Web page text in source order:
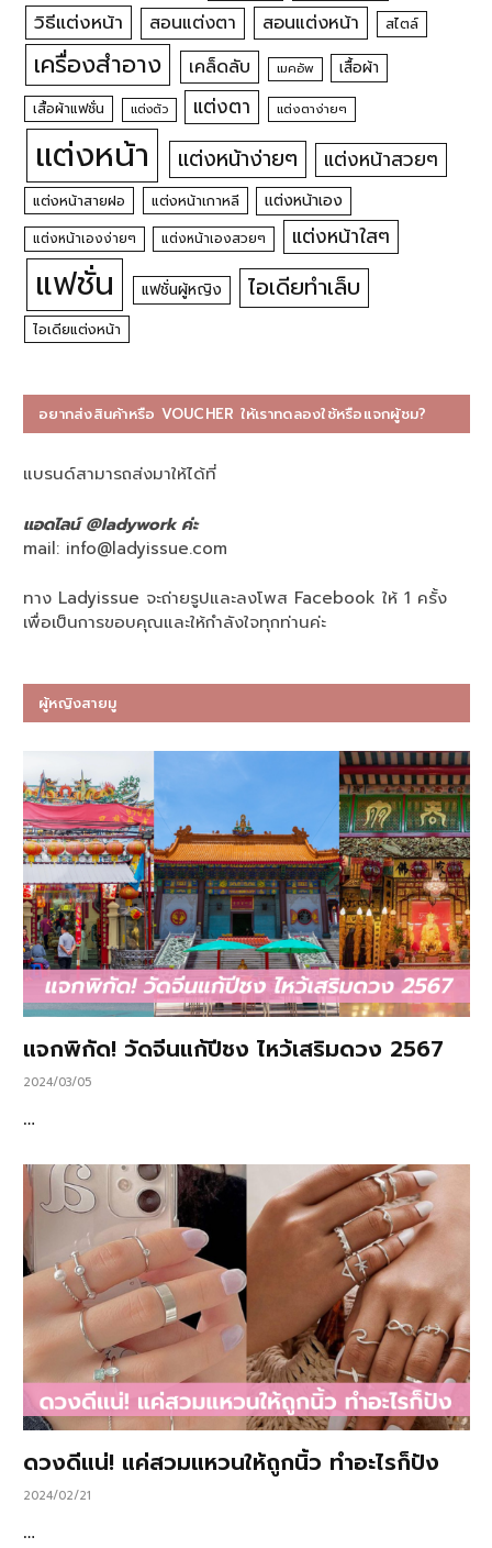
วิธีแต่งหน้า
สอนแต่งตา สอนแต่งหน้า สไตล์
เครื่องสำอาง เคล็ดลับ เมคอัพ เสื้อผ้า
เสื้อผ้าแฟชั่น แต่งตัว แต่งตา แต่งตาง่ายๆ
แต่งหน้า แต่งหน้าง่ายๆ แต่งหน้าสวยๆ
แต่งหน้าสายฝอ แต่งหน้าเกาหลี แต่งหน้าเอง
แต่งหน้าเองง่ายๆ แต่งหน้าเองสวยๆ แต่งหน้าใสๆ
แฟชั่น แฟชั่นผู้หญิง ไอเดียทำเล็บ
ไอเดียแต่งหน้า
อยากส่งสินค้าหรือ VOUCHER ให้เราทดลองใช้หรือแจกผู้ชม?
แบรนด์สามารถส่งมาให้ได้ที่
แอดไลน์ @ladywork ค่ะ
mail: info@ladyissue.com
ทาง Ladyissue จะถ่ายรูปและลงโพส Facebook ให้ 1 ครั้ง
เพื่อเป็นการขอบคุณและให้กำลังใจทุกท่านค่ะ
ผู้หญิงสายมู
แจกพิกัด! วัดจีนแก้ปีชง ไหว้เสริมดวง 2567
2024/03/05
…
ดวงดีแน่! แค่สวมแหวนให้ถูกนิ้ว ทำอะไรก็ปัง
2024/02/21
…